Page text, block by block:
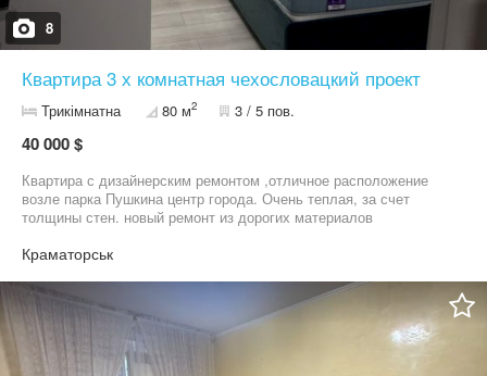
8
Квартира 3 х комнатная чехословацкий проект
Трикімнатна 80 м2 3 / 5 пов.
40 000 $
Квартира с дизайнерским ремонтом ,отличное расположение
возле парка Пушкина центр города. Очень теплая, за счет
толщины стен. новый ремонт из дорогих материалов
Краматорськ